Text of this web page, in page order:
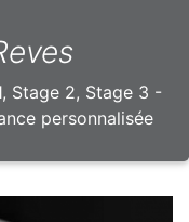
Stage 2, Stage 3 -
personnalisée